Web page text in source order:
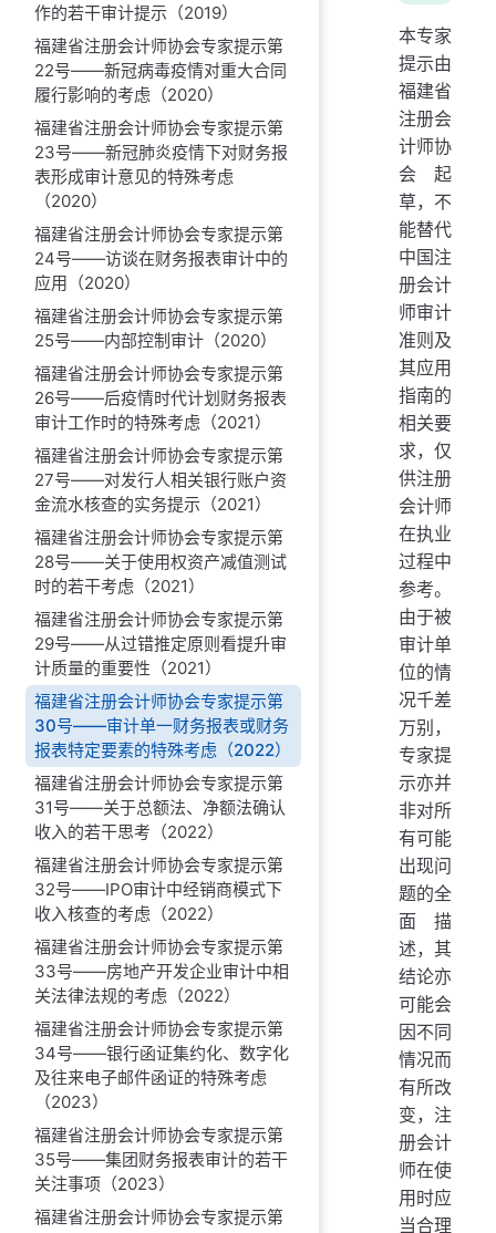
作的若干审计提示（2019）
福建省注册会计师协会专家提示第
22号——新冠病毒疫情对重大合同
履行影响的考虑（2020）
福建省注册会计师协会专家提示第
23号——新冠肺炎疫情下对财务报
表形成审计意见的特殊考虑
（2020）
福建省注册会计师协会专家提示第
24号——访谈在财务报表审计中的
应用（2020）
福建省注册会计师协会专家提示第
25号——内部控制审计（2020）
福建省注册会计师协会专家提示第
26号——后疫情时代计划财务报表
审计工作时的特殊考虑（2021）
福建省注册会计师协会专家提示第
27号——对发行人相关银行账户资
金流水核查的实务提示（2021）
福建省注册会计师协会专家提示第
28号——关于使用权资产减值测试
时的若干考虑（2021）
福建省注册会计师协会专家提示第
29号——从过错推定原则看提升审
计质量的重要性（2021）
福建省注册会计师协会专家提示第
30号——审计单一财务报表或财务
报表特定要素的特殊考虑（2022）
福建省注册会计师协会专家提示第
31号——关于总额法、净额法确认
收入的若干思考（2022）
福建省注册会计师协会专家提示第
32号——IPO审计中经销商模式下
收入核查的考虑（2022）
福建省注册会计师协会专家提示第
33号——房地产开发企业审计中相
关法律法规的考虑（2022）
福建省注册会计师协会专家提示第
34号——银行函证集约化、数字化
及往来电子邮件函证的特殊考虑
（2023）
福建省注册会计师协会专家提示第
35号——集团财务报表审计的若干
关注事项（2023）
福建省注册会计师协会专家提示第
本专家
提示由
福建省
注册会
计师协
会起
草，不
能替代
中国注
册会计
师审计
准则及
其应用
指南的
相关要
求，仅
供注册
会计师
在执业
过程中
参考。
由于被
审计单
位的情
况千差
万别，
专家提
示亦并
非对所
有可能
出现问
题的全
面描
述，其
结论亦
可能会
因不同
情况而
有所改
变，注
册会计
师在使
用时应
当合理